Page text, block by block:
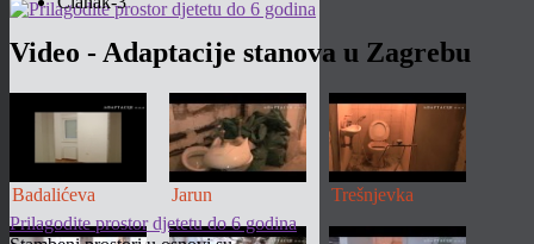
Prilagodite prostor djetetu do 6 godina
Video - Adaptacije stanova u Zagrebu
Badalićeva Jarun Trešnjevka